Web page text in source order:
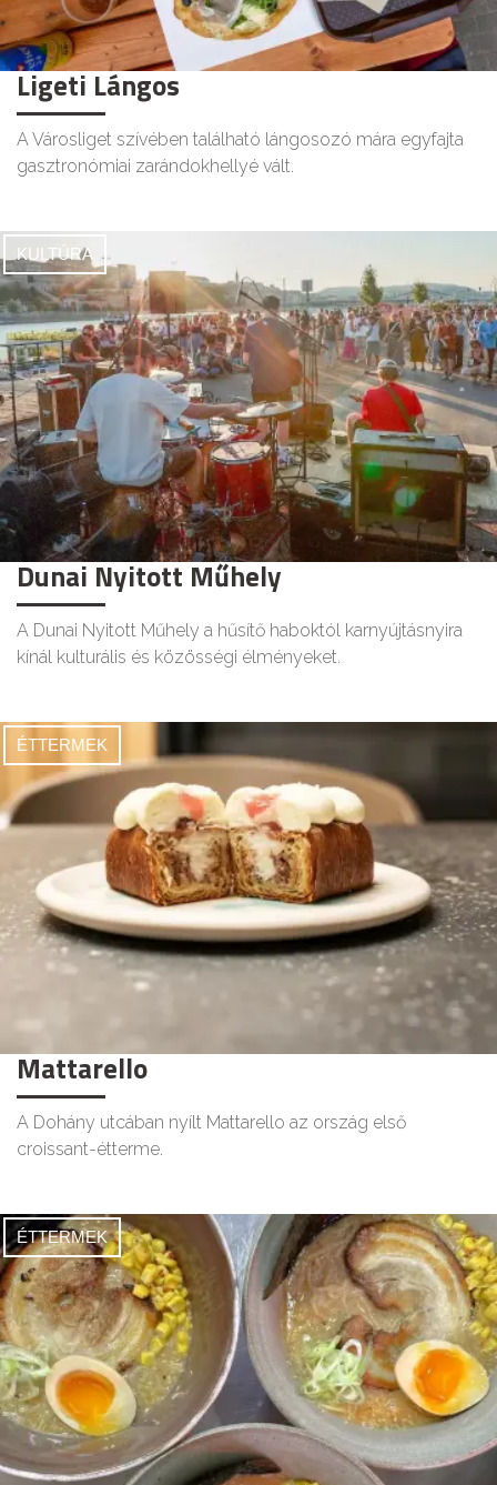
Ligeti Lángos
A Városliget szívében található lángosozó mára egyfajta
gasztronómiai zarándokhellyé vált.
KULTÚRA
Dunai Nyitott Műhely
A Dunai Nyitott Műhely a hűsítő haboktól karnyújtásnyira
kínál kulturális és közösségi élményeket.
ÉTTERMEK
Mattarello
A Dohány utcában nyílt Mattarello az ország első
croissant-étterme.
ÉTTERMEK